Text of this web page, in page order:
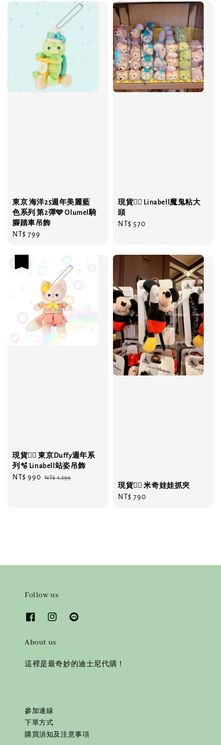
東京 海洋25週年美麗藍
色系列 第2彈🩵 Olumel騎
腳踏車吊飾
Regular
NT$ 799
現貨❤️‍🔥 Linabell魔鬼粘大
頭
Regular
NT$ 570
現貨❤️‍🔥 東京Duffy週年系
列🫧 Linabell站姿吊飾
Sale
NT$ 990 Regular
NT$ 1,299
現貨❤️‍🔥 米奇娃娃抓夾
Regular
NT$ 790
Follow us
About us
這裡是最奇妙的迪士尼代購！
參加連線
下單方式
購買須知及注意事項